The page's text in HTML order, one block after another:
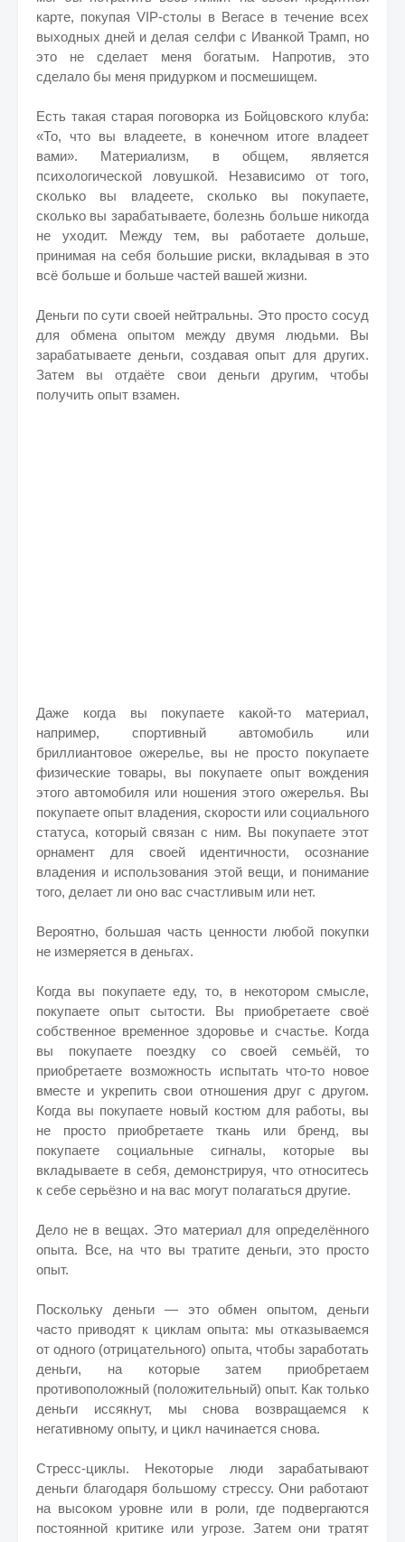
карте, покупая VIP-столы в Вегасе в течение всех
выходных дней и делая селфи с Иванкой Трамп, но
это не сделает меня богатым. Напротив, это
сделало бы меня придурком и посмешищем.
Есть такая старая поговорка из Бойцовского клуба:
«То, что вы владеете, в конечном итоге владеет
вами». Материализм, в общем, является
психологической ловушкой. Независимо от того,
сколько вы владеете, сколько вы покупаете,
сколько вы зарабатываете, болезнь больше никогда
не уходит. Между тем, вы работаете дольше,
принимая на себя большие риски, вкладывая в это
всё больше и больше частей вашей жизни.
Деньги по сути своей нейтральны. Это просто сосуд
для обмена опытом между двумя людьми. Вы
зарабатываете деньги, создавая опыт для других.
Затем вы отдаёте свои деньги другим, чтобы
получить опыт взамен.
Даже когда вы покупаете какой-то материал,
например, спортивный автомобиль или
бриллиантовое ожерелье, вы не просто покупаете
физические товары, вы покупаете опыт вождения
этого автомобиля или ношения этого ожерелья. Вы
покупаете опыт владения, скорости или социального
статуса, который связан с ним. Вы покупаете этот
орнамент для своей идентичности, осознание
владения и использования этой вещи, и понимание
того, делает ли оно вас счастливым или нет.
Вероятно, большая часть ценности любой покупки
не измеряется в деньгах.
Когда вы покупаете еду, то, в некотором смысле,
покупаете опыт сытости. Вы приобретаете своё
собственное временное здоровье и счастье. Когда
вы покупаете поездку со своей семьёй, то
приобретаете возможность испытать что-то новое
вместе и укрепить свои отношения друг с другом.
Когда вы покупаете новый костюм для работы, вы
не просто приобретаете ткань или бренд, вы
покупаете социальные сигналы, которые вы
вкладываете в себя, демонстрируя, что относитесь
к себе серьёзно и на вас могут полагаться другие.
Дело не в вещах. Это материал для определённого
опыта. Все, на что вы тратите деньги, это просто
опыт.
Поскольку деньги — это обмен опытом, деньги
часто приводят к циклам опыта: мы отказываемся
от одного (отрицательного) опыта, чтобы заработать
деньги, на которые затем приобретаем
противоположный (положительный) опыт. Как только
деньги иссякнут, мы снова возвращаемся к
негативному опыту, и цикл начинается снова.
Стресс-циклы. Некоторые люди зарабатывают
деньги благодаря большому стрессу. Они работают
на высоком уровне или в роли, где подвергаются
постоянной критике или угрозе. Затем они тратят